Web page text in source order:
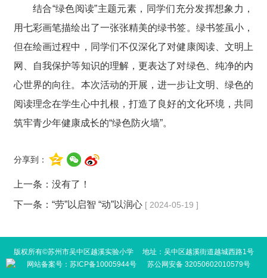
结合“绿色阅读”主题元素，同学们充分发挥想象力，
用七彩画笔描绘出了一张张精美的绿书签。绿书签虽小，
但在绘画过程中，同学们不仅深化了对健康阅读、文明上
网、自我保护等知识的理解，更表达了对绿色、纯净的内
心世界的向往。 本次活动的开展，进一步让文明、绿色的
阅读理念在学生心中扎根，打造了 良好的文化环境，共同
筑牢青少年健康成长的“绿色防火墙”。
分享到：
上一条：没有了！
下一条： “劳”以启智 “动”以润心 [ 2024-05-19 ]
版权所有©苏州市吴中区越溪实验小学 地址：吴中区越溪街道越城西路1号
网站备案号： 苏ICP备10005944号 苏公网安备 32050602010579号